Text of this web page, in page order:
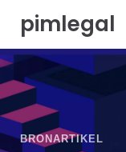
r
pimlegal
BRONARTIKEL